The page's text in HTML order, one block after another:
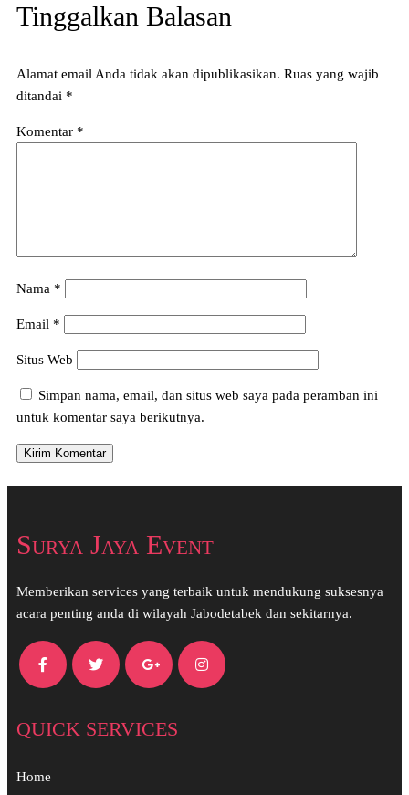
Tinggalkan Balasan
Alamat email Anda tidak akan dipublikasikan. Ruas yang wajib
ditandai *
Komentar *
Nama *
Email *
Situs Web
Simpan nama, email, dan situs web saya pada peramban ini
untuk komentar saya berikutnya.
Surya Jaya Event
Memberikan services yang terbaik untuk mendukung suksesnya
acara penting anda di wilayah Jabodetabek dan sekitarnya.
QUICK SERVICES
Home